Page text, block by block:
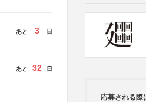
あと 3 日
あと 32 日
応募される際